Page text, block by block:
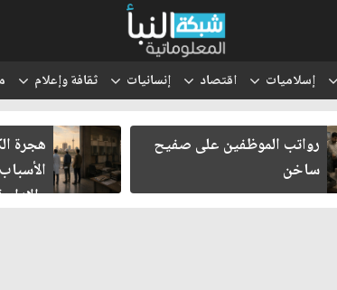
إسلاميات اقتصاد إنسانيات ثقافة وإعلام
رواتب الموظفين على صفيح
ساخن
هجرة